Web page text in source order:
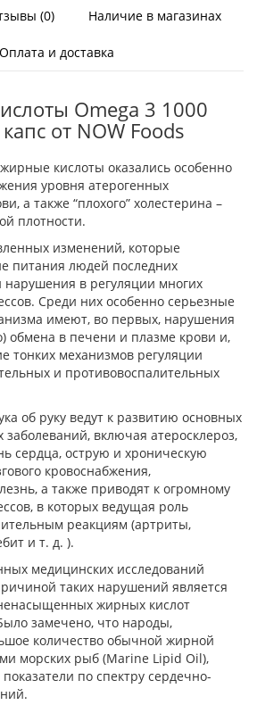
(0) Наличие в магазинах
Оплата и доставка
Omega 3 1000
от NOW Foods
кислоты оказались особенно
уровня атерогенных
а также “плохого” холестерина –
плотности.
изменений, которые
питания людей последних
нарушения в регуляции многих
Среди них особенно серьезные
имеют, во первых, нарушения
обмена в печени и плазме крови и,
тонких механизмов регуляции
и противовоспалительных
об руку ведут к развитию основных
заболеваний, включая атеросклероз,
сердца, острую и хроническую
кровоснабжения,
а также приводят к огромному
в которых ведущая роль
реакциям (артриты,
и т. д. ).
медицинских исследований
таких нарушений является
жирных кислот
замечено, что народы,
количество обычной жирной
морских рыб (Marine Lipid Oil),
по спектру сердечно-